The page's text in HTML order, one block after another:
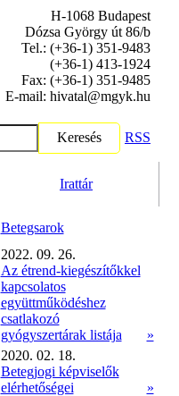
H-1068 Budapest
Dózsa György út 86/b
Tel.: (+36-1) 351-9483
(+36-1) 413-1924
Fax: (+36-1) 351-9485
E-mail: hivatal@mgyk.hu
Keresés RSS
Irattár
Betegsarok
2022. 09. 26.
Az étrend-kiegészítőkkel
kapcsolatos
együttműködéshez
csatlakozó
gyógyszertárak listája
»
2020. 02. 18.
Betegjogi képviselők
elérhetőségei
»